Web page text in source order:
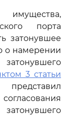
имущества,
порта
затонувшее
о намерении
3 статьи